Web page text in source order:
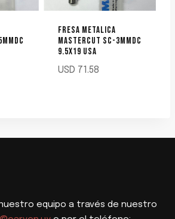
FRESA METALICA
MASTERCUT SC-3MMDC
9.5X19 USA
USD 71.58
equipo a través de nuestro